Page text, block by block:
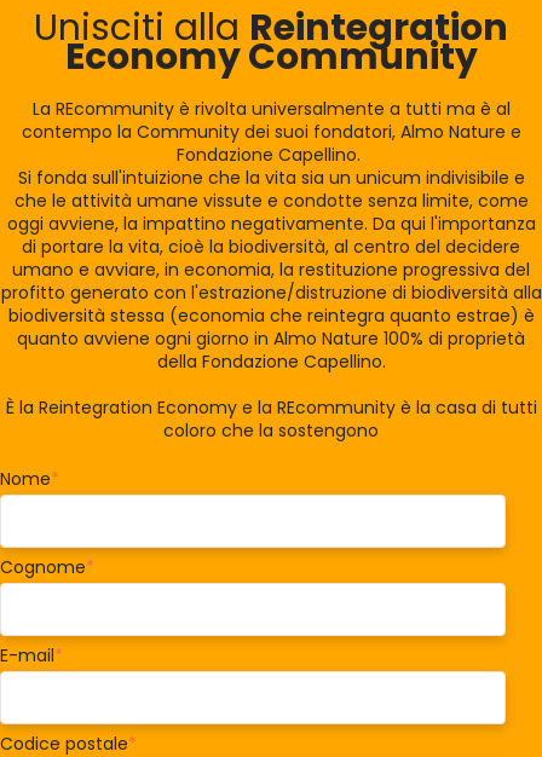
Unisciti alla Reintegration
Economy Community
La REcommunity è rivolta universalmente a tutti ma è al
contempo la Community dei suoi fondatori, Almo Nature e
Fondazione Capellino.
Si fonda sull'intuizione che la vita sia un unicum indivisibile e
che le attività umane vissute e condotte senza limite, come
oggi avviene, la impattino negativamente. Da qui l'importanza
di portare la vita, cioè la biodiversità, al centro del decidere
umano e avviare, in economia, la restituzione progressiva del
profitto generato con l'estrazione/distruzione di biodiversità alla
biodiversità stessa (economia che reintegra quanto estrae) è
quanto avviene ogni giorno in Almo Nature 100% di proprietà
della Fondazione Capellino.
È la Reintegration Economy e la REcommunity è la casa di tutti
coloro che la sostengono
Nome*
Cognome*
E-mail*
Codice postale*